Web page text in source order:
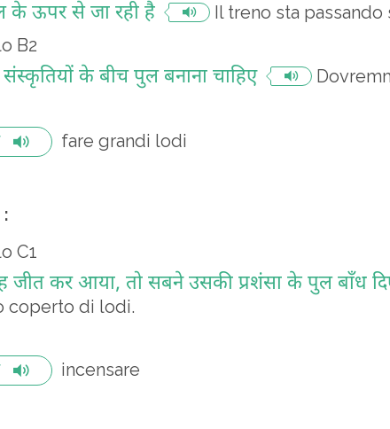
के ऊपर से जा रही है
Il treno sta
B2
के बीच पुल बनाना चाहिए
fare grandi lodi
C1
जीत कर आया, तो सबने उसकी प्रशंसा के पुल बाँध
coperto di lodi.
incensare